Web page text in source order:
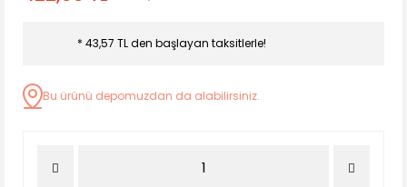
* 43,57 TL den başlayan taksitlerle!
Bu ürünü depomuzdan da alabilirsiniz.